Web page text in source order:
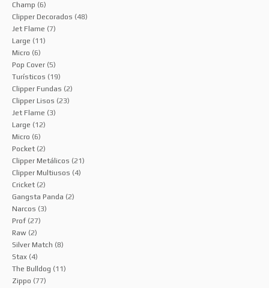
Champ (6)
Clipper Decorados (48)
Jet Flame (7)
Large (11)
Micro (6)
Pop Cover (5)
Turísticos (19)
Clipper Fundas (2)
Clipper Lisos (23)
Jet Flame (3)
Large (12)
Micro (6)
Pocket (2)
Clipper Metálicos (21)
Clipper Multiusos (4)
Cricket (2)
Gangsta Panda (2)
Narcos (3)
Prof (27)
Raw (2)
Silver Match (8)
Stax (4)
The Bulldog (11)
Zippo (77)